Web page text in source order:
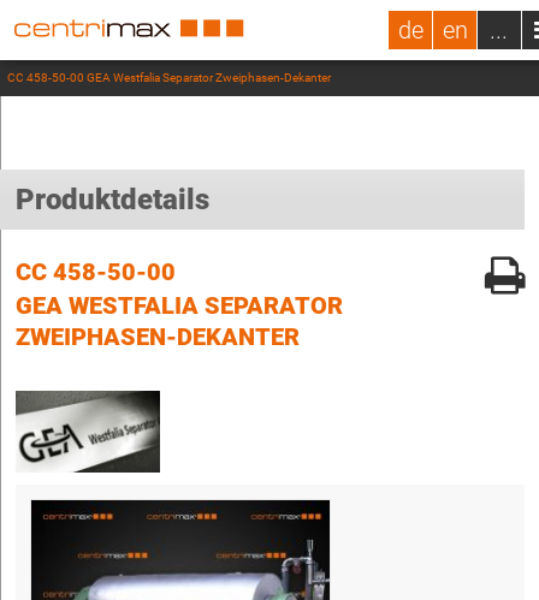
de en ...
CC 458-50-00 GEA Westfalia Separator Zweiphasen-Dekanter
Produktdetails
CC 458-50-00
GEA WESTFALIA SEPARATOR
ZWEIPHASEN-DEKANTER